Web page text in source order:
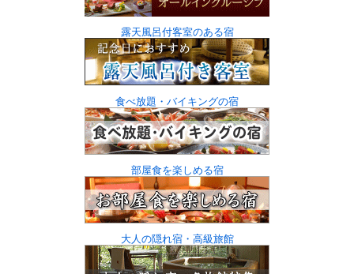
露天風呂付客室のある宿
食べ放題・バイキングの宿
部屋食を楽しめる宿
大人の隠れ宿・高級旅館